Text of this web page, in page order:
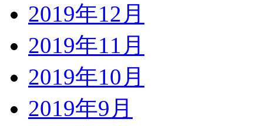
2019年12月
2019年11月
2019年10月
2019年9月